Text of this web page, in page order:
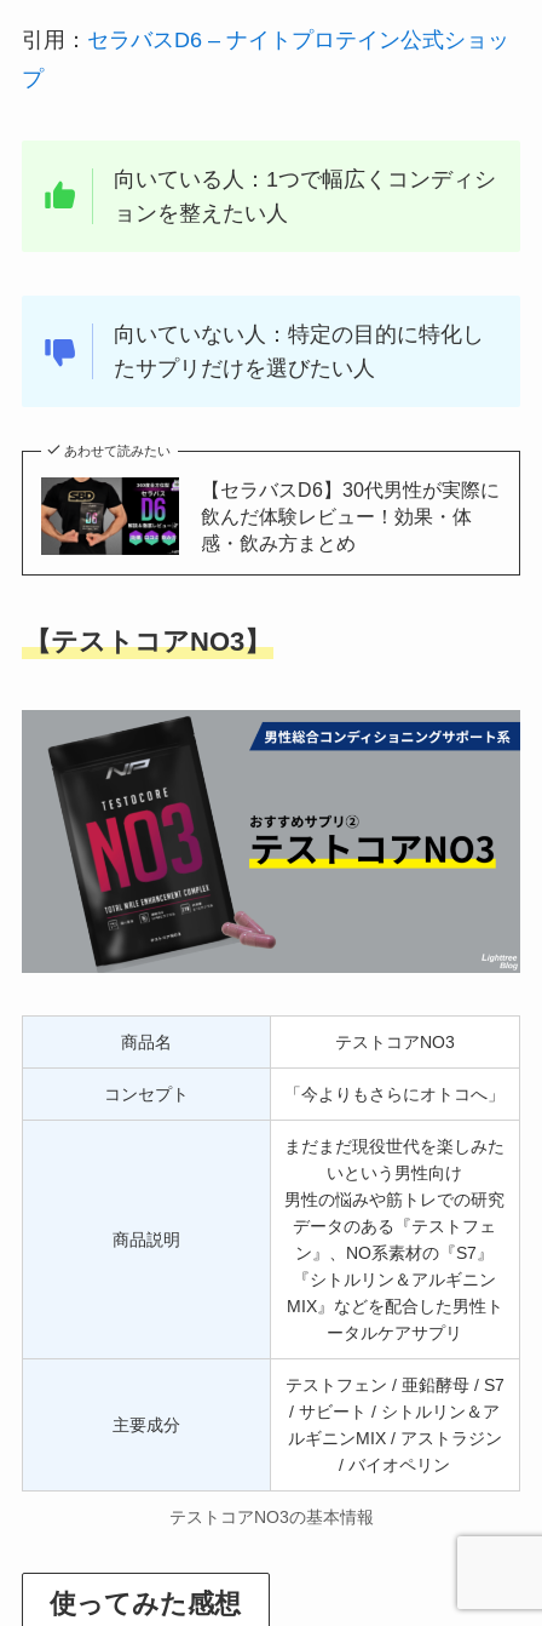
引用： セラバスD6 – ナイトプロテイン公式ショッ
プ
向いている人：1つで幅広くコンディシ
ョンを整えたい人
向いていない人：特定の目的に特化し
たサプリだけを選びたい人
あわせて読みたい
【セラバスD6】30代男性が実際に
飲んだ体験レビュー！効果・体
感・飲み方まとめ
【テストコアNO3】
商品名 テストコアNO3
コンセプト 「今よりもさらにオトコへ」
商品説明
まだまだ現役世代を楽しみた
いという男性向け
男性の悩みや筋トレでの研究
データのある『テストフェ
ン』、NO系素材の『S7』
『シトルリン＆アルギニン
MIX』などを配合した男性ト
ータルケアサプリ
主要成分
テストフェン / 亜鉛酵母 / S7
/ サビート / シトルリン＆ア
ルギニンMIX / アストラジン
/ バイオペリン
テストコアNO3の基本情報
使ってみた感想